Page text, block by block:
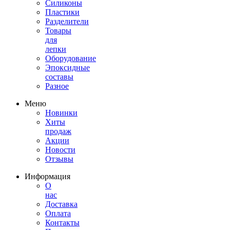
Силиконы
Пластики
Разделители
Товары
для
лепки
Оборудование
Эпоксидные
составы
Разное
Меню
Новинки
Хиты
продаж
Акции
Новости
Отзывы
Информация
О
нас
Доставка
Оплата
Контакты